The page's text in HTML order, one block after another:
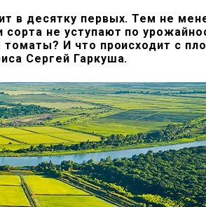
в десятку первых. Тем не
не уступают по
И что происходит с
Сергей Гаркуша.